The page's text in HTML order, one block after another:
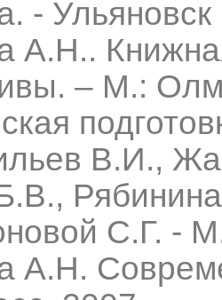
-
А.Н..
– М.:
В.И.,
С.Г. -
А.Н.